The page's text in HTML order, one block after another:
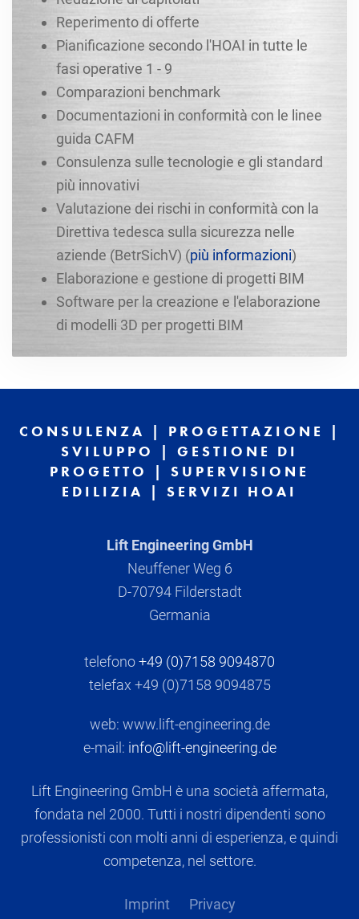
Reperimento di offerte
Pianificazione secondo l'HOAI in tutte le
fasi operative 1 - 9
Comparazioni benchmark
Documentazioni in conformità con le linee
guida CAFM
Consulenza sulle tecnologie e gli standard
più innovativi
Valutazione dei rischi in conformità con la
Direttiva tedesca sulla sicurezza nelle
aziende (BetrSichV) (più informazioni)
Elaborazione e gestione di progetti BIM
Software per la creazione e l'elaborazione
di modelli 3D per progetti BIM
CONSULENZA | PROGETTAZIONE |
SVILUPPO | GESTIONE DI
PROGETTO | SUPERVISIONE
EDILIZIA | SERVIZI HOAI
Lift Engineering GmbH
Neuffener Weg 6
D-70794 Filderstadt
Germania
telefono+49 (0)7158 9094870
telefax +49 (0)7158 9094875
web: www.lift-engineering.de
e-mail: info@lift-engineering.de
Lift Engineering GmbH è una società affermata,
fondata nel 2000. Tutti i nostri dipendenti sono
professionisti con molti anni di esperienza, e quindi
competenza, nel settore.
Imprint Privacy